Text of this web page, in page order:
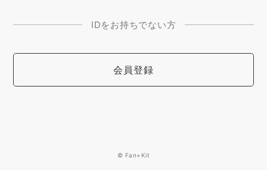
IDをお持ちでない方
会員登録
© Fan+Kit